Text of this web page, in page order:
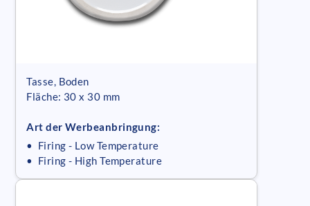
Tasse, Boden
Fläche: 30 x 30 mm
Art der Werbeanbringung:
• Firing - Low Temperature
• Firing - High Temperature